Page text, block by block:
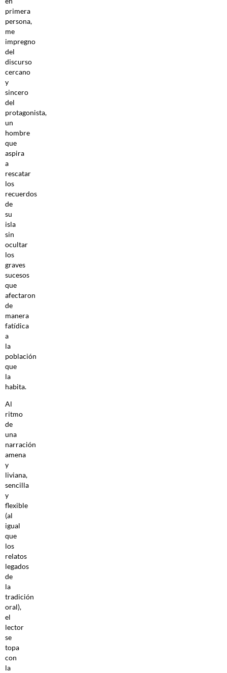
primera
persona,
me
impregno
del
discurso
cercano
y
sincero
del
protagonista,
un
hombre
que
aspira
a
rescatar
los
recuerdos
de
su
isla
sin
ocultar
los
graves
sucesos
que
afectaron
de
manera
fatídica
a
la
población
que
la
habita.
Al
ritmo
de
una
narración
amena
y
liviana,
sencilla
y
flexible
(al
igual
que
los
relatos
legados
de
la
tradición
oral),
el
lector
se
topa
con
la